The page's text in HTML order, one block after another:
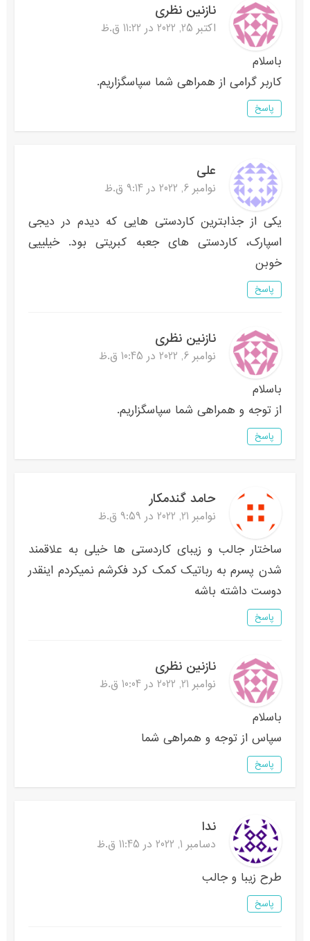
نازنین نظری
اکتبر 25, 2022 در 11:22 ق.ظ
باسلام
کاربر گرامی از همراهی شما سپاسگزاریم.
پاسخ
علی
نوامبر 6, 2022 در 9:14 ق.ظ
یکی از جذابترین کاردستی هایی که دیدم در دیجی
اسپارک، کاردستی های جعبه کبریتی بود. خیلییی
خوبن
پاسخ
نازنین نظری
نوامبر 6, 2022 در 10:45 ق.ظ
باسلام
از توجه و همراهی شما سپاسگزاریم.
پاسخ
حامد گندمکار
نوامبر 21, 2022 در 9:59 ق.ظ
ساختار جالب و زیبای کاردستی ها خیلی به علاقمند
شدن پسرم به رباتیک کمک کرد فکرشم نمیکردم اینقدر
دوست داشته باشه
پاسخ
نازنین نظری
نوامبر 21, 2022 در 10:04 ق.ظ
باسلام
سپاس از توجه و همراهی شما
پاسخ
ندا
دسامبر 1, 2022 در 11:45 ق.ظ
طرح زیبا و جالب
پاسخ